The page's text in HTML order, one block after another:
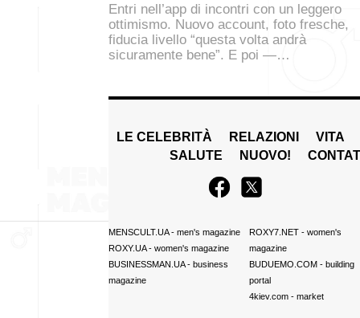
Entri nell’app di incontri con un leggero
ottimismo. Nuovo account, foto fresche,
fiducia livello “questa volta andrà
sicuramente bene”. E poi —…
LE CELEBRITÀ RELAZIONI
VITA
SALUTE
NUOVO!
MENSCULT.UA- men's magazine
ROXY.UA- women's magazine
BUSINESSMAN.UA- business
magazine
ROXY7.NET- women's
magazine
BUDUEMO.COM- building
portal
4kiev.com- market